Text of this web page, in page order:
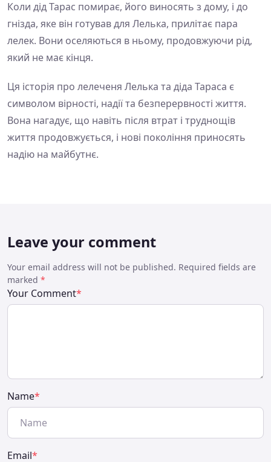
Коли дід Тарас помирає, його виносять з дому, і до
гнізда, яке він готував для Лелька, прилітає пара
лелек. Вони оселяються в ньому, продовжуючи рід,
який не має кінця.
Ця історія про лелеченя Лелька та діда Тараса є
символом вірності, надії та безперервності життя.
Вона нагадує, що навіть після втрат і труднощів
життя продовжується, і нові покоління приносять
надію на майбутнє.
Leave your comment
Your email address will not be published. Required fields are
marked *
Your Comment*
Name*
Email*